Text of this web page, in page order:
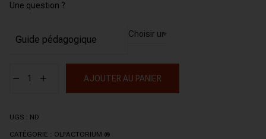
Une question ?
Guide pédagogique
AJOUTER AU PANIER
UGS : ND
CATÉGORIE : OLFACTORIUM ®